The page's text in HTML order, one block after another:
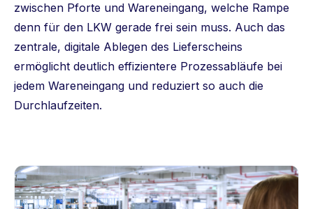
zwischen Pforte und Wareneingang, welche Rampe
denn für den LKW gerade frei sein muss. Auch das
zentrale, digitale Ablegen des Lieferscheins
ermöglicht deutlich effizientere Prozessabläufe bei
jedem Wareneingang und reduziert so auch die
Durchlaufzeiten.